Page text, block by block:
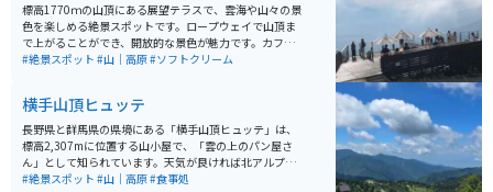
標高1770ｍの山頂にある展望テラスで、雲海や山々の景
色を楽しめる絶景スポットです。ロープウェイで山頂ま
で上がることができ、開放的な景色が魅力です。カフェ
も併設されており、ゆっくり過ごすことができます。 注
#絶景スポット #山｜高原#ソフトクリーム
横手山頂ヒュッテ
長野県と群馬県の県境にある「横手山頂ヒュッテ」は、
標高2,307mに位置する山小屋で、「雲の上のパン屋さ
ん」として知られています。天気が良ければ北アルプス
や富士山、佐渡島まで望むことができ、壮大な360度の
#絶景スポット #山｜高原#食事処